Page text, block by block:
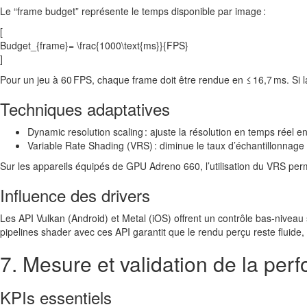
Le “frame budget” représente le temps disponible par image :
[
Budget_{frame}= \frac{1000\text{ms}}{FPS}
]
Pour un jeu à 60 FPS, chaque frame doit être rendue en ≤ 16,7 ms.
Techniques adaptatives
Dynamic resolution scaling : ajuste la résolution en temps réel
Variable Rate Shading (VRS) : diminue le taux
Sur les appareils équipés de GPU Adreno 660, l’utilisation du VRS
Influence des drivers
Les API Vulkan (Android) et Metal (iOS) offrent un contrôle
pipelines shader avec ces API garantit que le rendu perçu reste
7. Mesure et validation de la
KPIs essentiels